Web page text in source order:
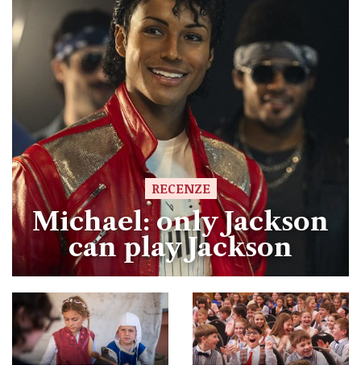
RECENZE
Michael: only Jackson
can play Jackson